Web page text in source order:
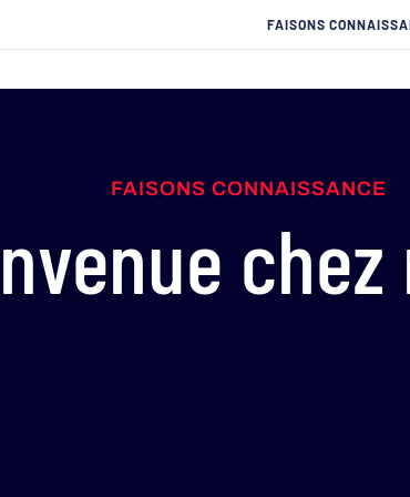
FAISONS
FAISONS CONNAISSANCE
chez